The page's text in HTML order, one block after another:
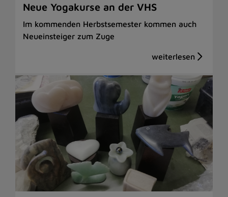
Neue Yogakurse an der VHS
Im kommenden Herbstsemester kommen auch
Neueinsteiger zum Zuge